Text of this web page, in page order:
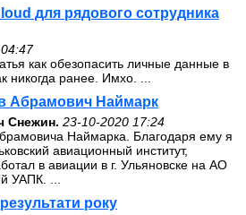
для рядового сотрудника
как обезопасить личные данные в
никогда ранее. Имхо. ...
Абрамович Наймарк
Снежин. 23-10-2020 17:24
Наймарка. Благодаря ему я
авиационный институт,
в авиации в г. Ульяновске на АО
УАПК. ...
року